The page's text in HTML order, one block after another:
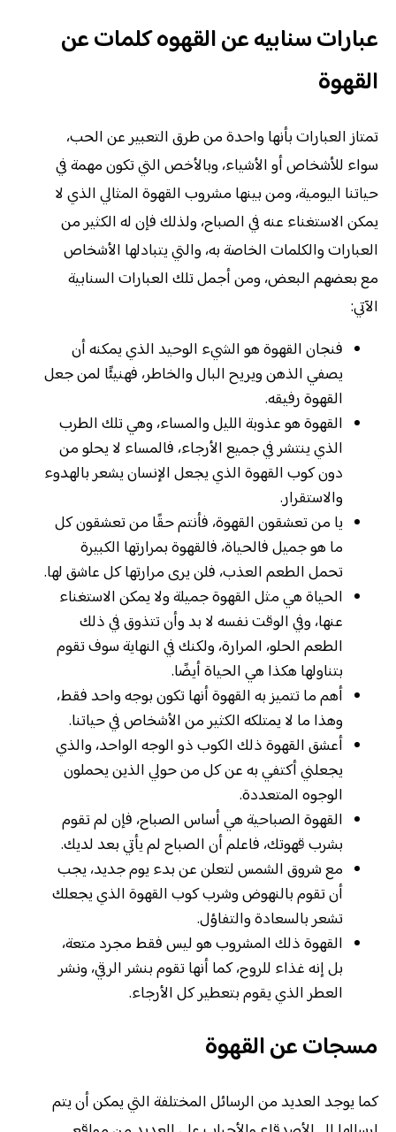
عبارات سنابيه عن القهوه كلمات عن
القهوة
تمتاز العبارات بأنها واحدة من طرق التعبير عن الحب،
سواء للأشخاص أو الأشياء، وبالأخص التي تكون مهمة في
حياتنا اليومية، ومن بينها مشروب القهوة المثالي الذي لا
يمكن الاستغناء عنه في الصباح، ولذلك فإن له الكثير من
العبارات والكلمات الخاصة به، والتي يتبادلها الأشخاص
مع بعضهم البعض، ومن أجمل تلك العبارات السنابية
الآتي:
فنجان القهوة هو الشيء الوحيد الذي يمكنه أن
يصفي الذهن ويريح البال والخاطر، فهنيئًا لمن جعل
القهوة رفيقه.
القهوة هو عذوبة الليل والمساء، وهي تلك الطرب
الذي ينتشر في جميع الأرجاء، فالمساء لا يحلو من
دون كوب القهوة الذي يجعل الإنسان يشعر بالهدوء
والاستقرار.
يا من تعشقون القهوة، فأنتم حقًا من تعشقون كل
ما هو جميل فالحياة، فالقهوة بمرارتها الكبيرة
تحمل الطعم العذب، فلن يرى مرارتها كل عاشق لها.
الحياة هي مثل القهوة جميلة ولا يمكن الاستغناء
عنها، وفي الوقت نفسه لا بد وأن تتذوق في ذلك
الطعم الحلو، المرارة، ولكنك في النهاية سوف تقوم
بتناولها هكذا هي الحياة أيضًا.
أهم ما تتميز به القهوة أنها تكون بوجه واحد فقط،
وهذا ما لا يمتلكه الكثير من الأشخاص في حياتنا.
أعشق القهوة ذلك الكوب ذو الوجه الواحد، والذي
يجعلني أكتفي به عن كل من حولي الذين يحملون
الوجوه المتعددة.
القهوة الصباحية هي أساس الصباح، فإن لم تقوم
بشرب قهوتك، فاعلم أن الصباح لم يأتي بعد لديك.
مع شروق الشمس لتعلن عن بدء يوم جديد، يجب
أن تقوم بالنهوض وشرب كوب القهوة الذي يجعلك
تشعر بالسعادة والتفاؤل.
القهوة ذلك المشروب هو ليس فقط مجرد متعة،
بل إنه غذاء للروح، كما أنها تقوم بنشر الرقي، ونشر
العطر الذي يقوم بتعطير كل الأرجاء.
مسجات عن القهوة
كما يوجد العديد من الرسائل المختلفة التي يمكن أن يتم